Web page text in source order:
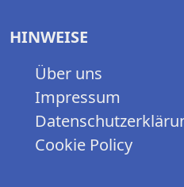
HINWEISE
Über uns
Impressum
Cookie Policy